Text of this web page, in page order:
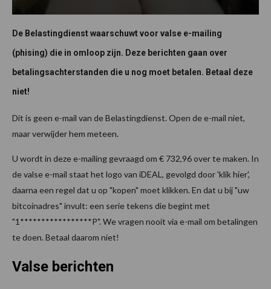
De Belastingdienst waarschuwt voor valse e-mailing
(phising) die in omloop zijn. Deze berichten gaan over
betalingsachterstanden die u nog moet betalen. Betaal deze
niet!
Dit is geen e-mail van de Belastingdienst. Open de e-mail niet,
maar verwijder hem meteen.
U wordt in deze e-mailing gevraagd om € 732,96 over te maken. In
de valse e-mail staat het logo van iDEAL, gevolgd door 'klik hier',
daarna een regel dat u op "kopen" moet klikken. En dat u bij "uw
bitcoinadres" invult: een serie tekens die begint met
"1*****************P". We vragen nooit via e-mail om betalingen
te doen. Betaal daarom niet!
Valse berichten